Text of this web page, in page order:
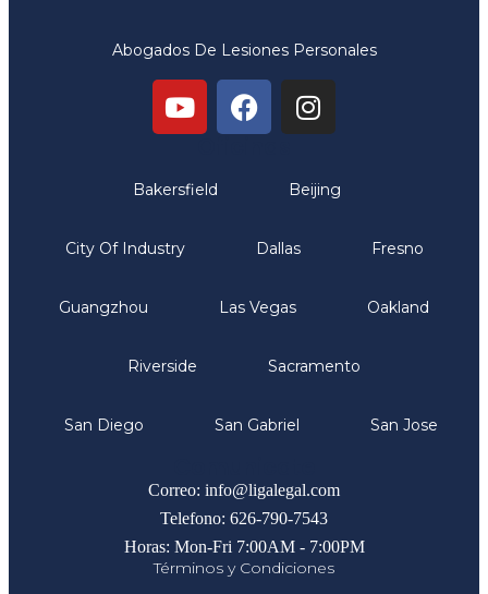
Abogados De Lesiones Personales
Bakersfield Beijing
City Of Industry Dallas Fresno
Guangzhou Las Vegas Oakland
Riverside Sacramento
San Diego San Gabriel San Jose
Correo: info@ligalegal.com
Telefono: 626-790-7543
Horas: Mon-Fri 7:00AM - 7:00PM
Términos y Condiciones